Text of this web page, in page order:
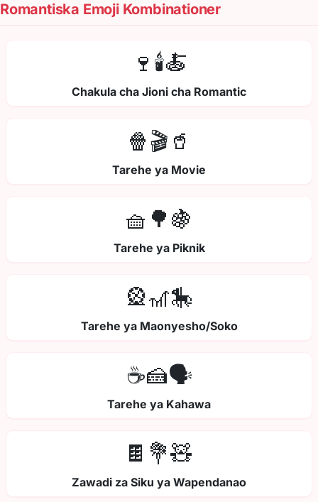
Romantiska Emoji Kombinationer
🍷🕯️🍝
Chakula cha Jioni cha Romantic
🍿🎬🥤
Tarehe ya Movie
🧺🌳🍇
Tarehe ya Piknik
🎡🎢🎠
Tarehe ya Maonyesho/Soko
☕🍰🗣️
Tarehe ya Kahawa
🍫💐🧸
Zawadi za Siku ya Wapendanao